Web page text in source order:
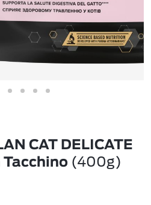
CAT DELICATE
Tacchino (400g)